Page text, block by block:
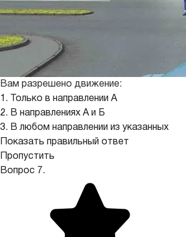
Вам разрешено движение:
1. Только в направлении А
2. В направлениях А и Б
3. В любом направлении из указанных
Показать правильный ответ
Пропустить
Вопрос 7.